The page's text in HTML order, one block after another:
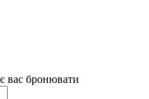
вас бронювати